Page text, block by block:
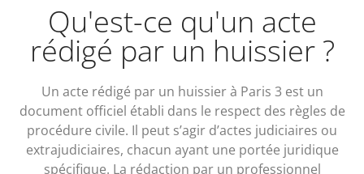
Qu'est-ce qu'un acte
rédigé par un huissier ?
Un acte rédigé par un huissier à Paris 3 est un
document officiel établi dans le respect des règles de
procédure civile. Il peut s’agir d’actes judiciaires ou
extrajudiciaires, chacun ayant une portée juridique
spécifique. La rédaction par un professionnel